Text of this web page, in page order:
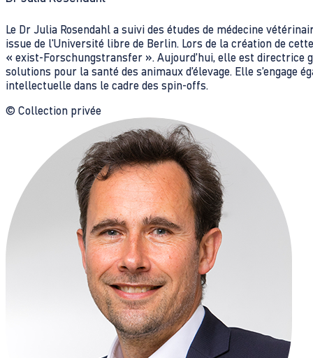
Le Dr Julia Rosendahl a suivi des études de médecine
issue de l'Université libre de Berlin. Lors de la création de
« exist-Forschungstransfer ». Aujourd’hui, elle est directrice
solutions pour la santé des animaux d’élevage. Elle
intellectuelle dans le cadre des spin-offs.
© Collection privée